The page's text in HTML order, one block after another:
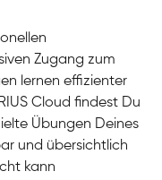
Zugang zum
lernen effizienter
Cloud findest Du
Übungen Deines
und übersichtlich
kann